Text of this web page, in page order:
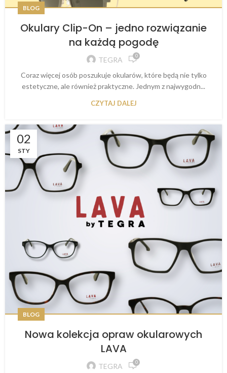
BLOG
Okulary Clip-On – jedno rozwiązanie
na każdą pogodę
TEGRA 0
Coraz więcej osób poszukuje okularów, które będą nie tylko
estetyczne, ale również praktyczne. Jednym z najwygodn...
CZYTAJ DALEJ
02
STY
BLOG
Nowa kolekcja opraw okularowych
LAVA
TEGRA 0